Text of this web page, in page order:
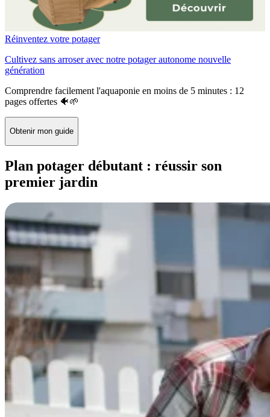
Réinventez votre potager
Cultivez sans arroser avec notre potager autonome nouvelle
génération
Comprendre facilement l'aquaponie en moins de 5 minutes : 12
pages offertes 🐠🌱
Obtenir mon guide
Plan potager débutant : réussir son
premier jardin